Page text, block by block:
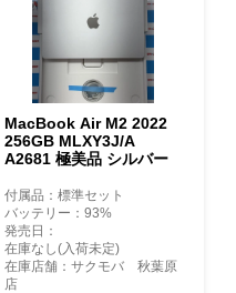
MacBook Air M2 2022
256GB MLXY3J/A
A2681 極美品 シルバー
付属品：標準セット
バッテリー：93%
発売日：
在庫なし(入荷未定)
在庫店舗：サクモバ 秋葉原
店